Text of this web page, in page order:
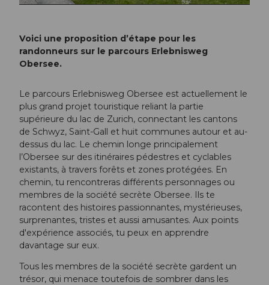
Voici une proposition d’étape pour les
randonneurs sur le parcours Erlebnisweg
Obersee.
Le parcours Erlebnisweg Obersee est actuellement le
plus grand projet touristique reliant la partie
supérieure du lac de Zurich, connectant les cantons
de Schwyz, Saint-Gall et huit communes autour et au-
dessus du lac. Le chemin longe principalement
l’Obersee sur des itinéraires pédestres et cyclables
existants, à travers forêts et zones protégées. En
chemin, tu rencontreras différents personnages ou
membres de la société secrète Obersee. Ils te
racontent des histoires passionnantes, mystérieuses,
surprenantes, tristes et aussi amusantes. Aux points
d'expérience associés, tu peux en apprendre
davantage sur eux.
Tous les membres de la société secrète gardent un
trésor, qui menace toutefois de sombrer dans les